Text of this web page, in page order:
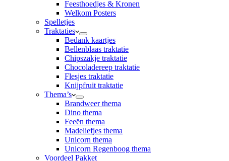
Feesthoedjes & Kronen
Welkom Posters
Spelletjes
Traktaties
Bedank kaartjes
Bellenblaas traktatie
Chipszakje traktatie
Chocoladereep traktatie
Flesjes traktatie
Knijpfruit traktatie
Thema’s
Brandweer thema
Dino thema
Feeën thema
Madeliefjes thema
Unicorn thema
Unicorn Regenboog thema
Voordeel Pakket